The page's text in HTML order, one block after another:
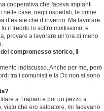
cooperativa che faceva impianti
nelle case, negli ospedali, le prime
d’estate che d’inverno. Ma lavorare
il freddo lo soffro moltissimo, e
provare a lavorare un’ora di meno
compromesso storico, il
indiscusso. Anche per me, però
tra i comunisti e la Dc non si sono
a Trapani e poi un pezzo a
visto che ero saldatore, mi facevano